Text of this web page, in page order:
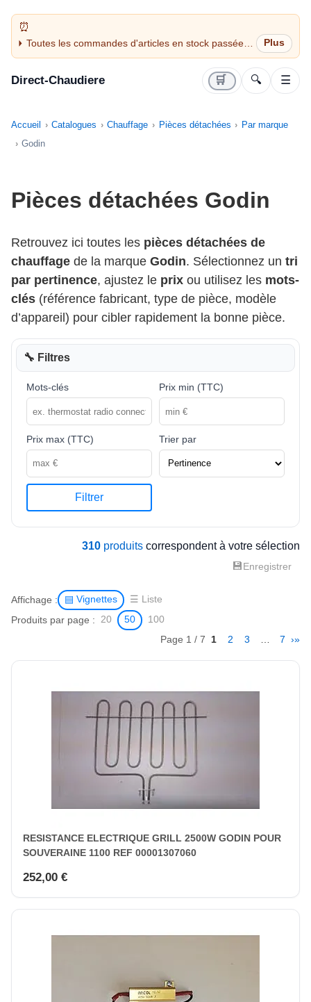
Toutes les commandes d'articles en stock passées
avant 14H sont expédiées le jour même (jours
Direct-Chaudiere 🛒 🔍 ☰
Accueil Catalogues Chauffage Pièces détachées
Par marque
Godin
Pièces détachées Godin
Retrouvez ici toutes les pièces détachées de
chauffage de la marque Godin. Sélectionnez un tri
par pertinence, ajustez le prix ou utilisez les mots-
clés (référence fabricant, type de pièce, modèle
d’appareil) pour cibler rapidement la bonne pièce.
🔧 Filtres
Mots-clés Prix min (TTC)
Prix max (TTC) Trier par
Filtrer
310 produits correspondent à votre sélection
💾Enregistrer
Affichage : ▤ Vignettes ☰ Liste
Produits par page : 20 50 100
Page 1 / 7 1 2 3 7 ›»
RESISTANCE ELECTRIQUE GRILL 2500W GODIN POUR
SOUVERAINE 1100 REF 00001307060
252,00 €